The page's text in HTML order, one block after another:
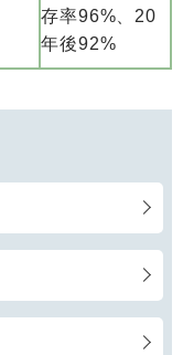
存率96%、20
年後92%